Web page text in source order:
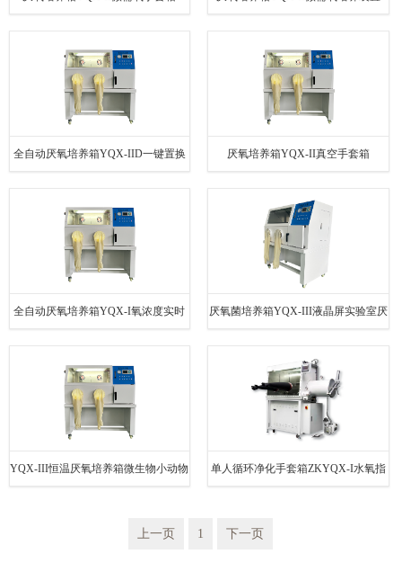
全自动厌氧培养箱YQX-IID一键置换 厌氧培养箱YQX-II真空手套箱
全自动厌氧培养箱YQX-I氧浓度实时 厌氧菌培养箱YQX-III液晶屏实验室厌
YQX-III恒温厌氧培养箱微生物小动物 单人循环净化手套箱ZKYQX-I水氧指
上一页 1 下一页